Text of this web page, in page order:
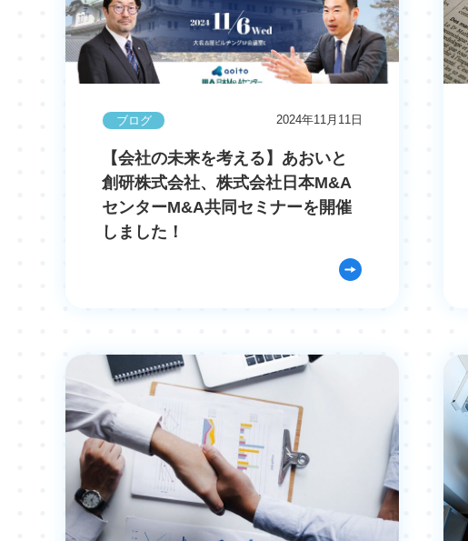
ブログ 2024年11月11日
【会社の未来を考える】あおいと
創研株式会社、株式会社日本M&A
センターM&A共同セミナーを開催
しました！